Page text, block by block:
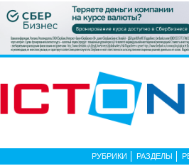
РУБРИКИ РАЗДЕЛЫ